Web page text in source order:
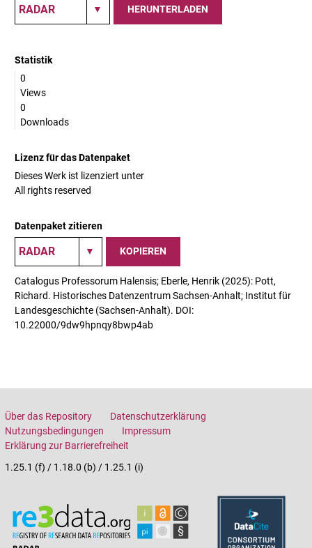
HERUNTERLADEN
Statistik
0
Views
0
Downloads
Lizenz für das Datenpaket
Dieses Werk ist lizenziert unter
All rights reserved
Datenpaket zitieren
KOPIEREN
Catalogus Professorum Halensis; Eberle, Henrik (2025): Pott,
Richard. Historisches Datenzentrum Sachsen-Anhalt; Institut für
Landesgeschichte (Sachsen-Anhalt). DOI:
10.22000/9dw9hpnqy8bwp4ab
Über das Repository
Datenschutzerklärung
Nutzungsbedingungen
Impressum
Erklärung zur Barrierefreiheit
1.25.1 (f) / 1.18.0 (b) / 1.25.1 (i)